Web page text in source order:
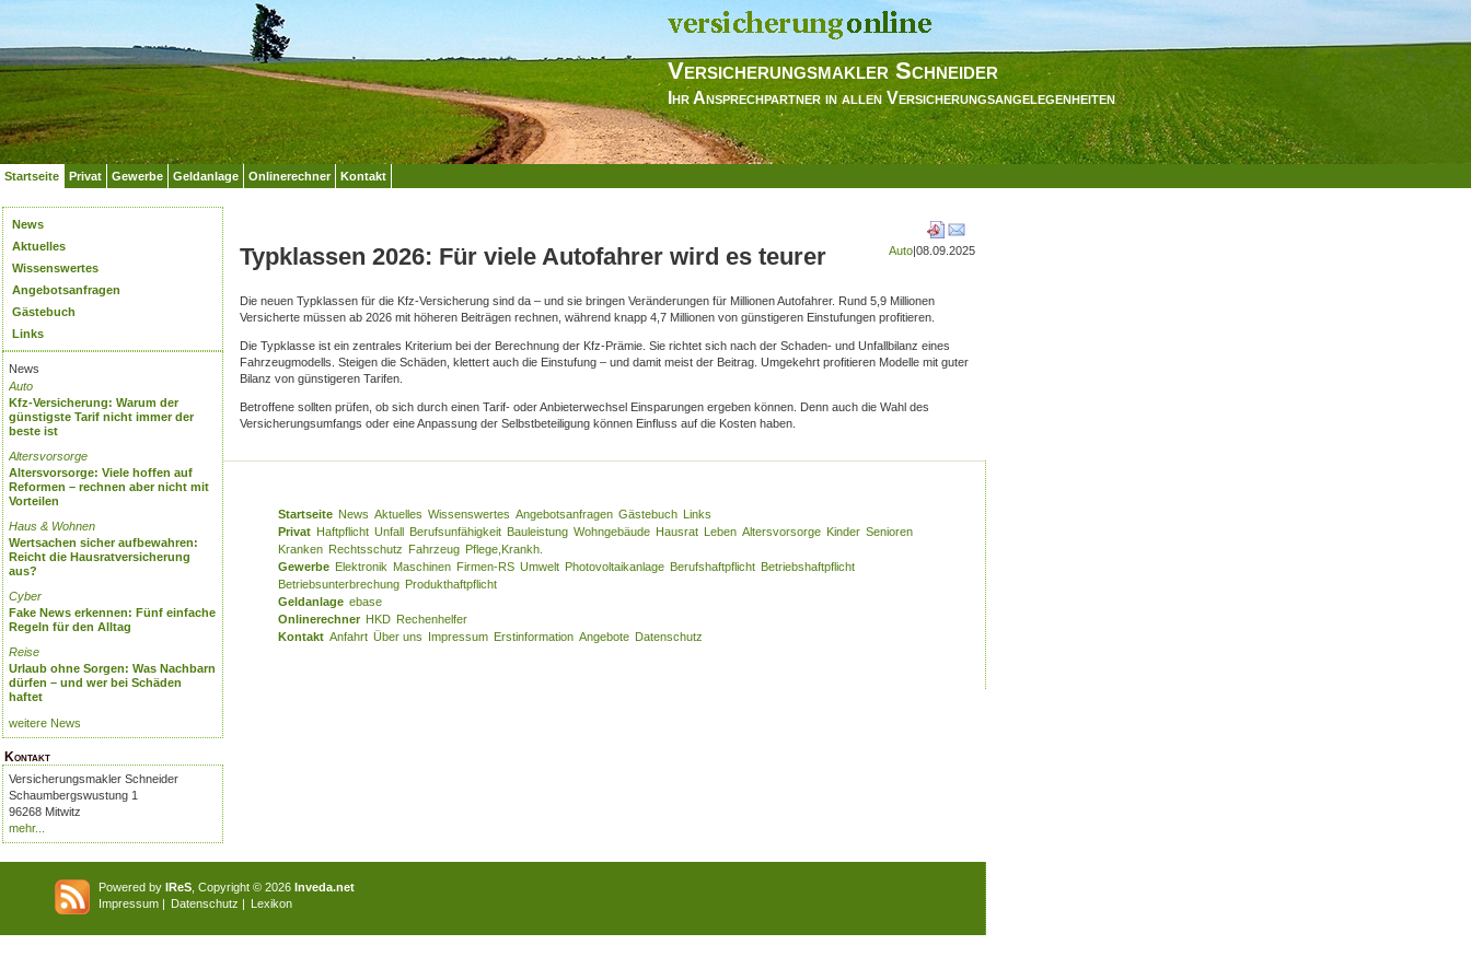
Versicherungsmakler Schneider
Ihr Ansprechpartner in allen Versicherungsangelegenheiten
Startseite Privat Gewerbe Geldanlage Onlinerechner Kontakt
News
Aktuelles
Wissenswertes
Angebotsanfragen
Gästebuch
Links
News
Auto
Kfz-Versicherung: Warum der
günstigste Tarif nicht immer der
beste ist
Altersvorsorge
Altersvorsorge: Viele hoffen auf
Reformen – rechnen aber nicht mit
Vorteilen
Haus & Wohnen
Wertsachen sicher aufbewahren:
Reicht die Hausratversicherung
aus?
Cyber
Fake News erkennen: Fünf einfache
Regeln für den Alltag
Reise
Urlaub ohne Sorgen: Was Nachbarn
dürfen – und wer bei Schäden
haftet
weitere News
Kontakt
Versicherungsmakler Schneider
Schaumbergswustung 1
96268 Mitwitz
mehr...
Auto|08.09.2025
Typklassen 2026: Für viele Autofahrer wird es teurer
Die neuen Typklassen für die Kfz-Versicherung sind da – und sie bringen Veränderungen für Millionen Autofahrer. Rund 5,9 Millionen
Versicherte müssen ab 2026 mit höheren Beiträgen rechnen, während knapp 4,7 Millionen von günstigeren Einstufungen profitieren.
Die Typklasse ist ein zentrales Kriterium bei der Berechnung der Kfz-Prämie. Sie richtet sich nach der Schaden- und Unfallbilanz eines
Fahrzeugmodells. Steigen die Schäden, klettert auch die Einstufung – und damit meist der Beitrag. Umgekehrt profitieren Modelle mit guter
Bilanz von günstigeren Tarifen.
Betroffene sollten prüfen, ob sich durch einen Tarif- oder Anbieterwechsel Einsparungen ergeben können. Denn auch die Wahl des
Versicherungsumfangs oder eine Anpassung der Selbstbeteiligung können Einfluss auf die Kosten haben.
Startseite News Aktuelles Wissenswertes Angebotsanfragen Gästebuch Links
Privat Haftpflicht Unfall Berufsunfähigkeit Bauleistung Wohngebäude Hausrat Leben Altersvorsorge Kinder Senioren
Kranken Rechtsschutz Fahrzeug Pflege,Krankh.
Gewerbe Elektronik Maschinen Firmen-RS Umwelt Photovoltaikanlage Berufshaftpflicht Betriebshaftpflicht
Betriebsunterbrechung Produkthaftpflicht
Geldanlage ebase
Onlinerechner HKD Rechenhelfer
Kontakt Anfahrt Über uns Impressum Erstinformation Angebote Datenschutz
Powered by IReS , Copyright © 2026 Inveda.net
Impressum | Datenschutz | Lexikon